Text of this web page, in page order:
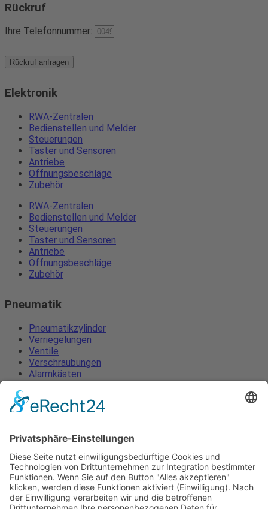
Rückruf
Ihre Telefonnummer:
Rückruf anfragen
Elektronik
RWA-Zentralen
Bedienstellen und Melder
Steuerungen
Taster und Sensoren
Antriebe
Öffnungsbeschläge
Zubehör
RWA-Zentralen
Bedienstellen und Melder
Steuerungen
Taster und Sensoren
Antriebe
Öffnungsbeschläge
Zubehör
Pneumatik
Pneumatikzylinder
Verriegelungen
Ventile
Verschraubungen
Alarmkästen
Öffnungsbeschläge
Zubehör
Verriegelungen
Ventile
Verschraubungen
Alarmkästen
Lüftungszentralen
Öffnungsbeschläge